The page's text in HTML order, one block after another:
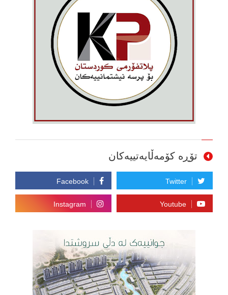
تۆڕە کۆمەڵایەتییەکان